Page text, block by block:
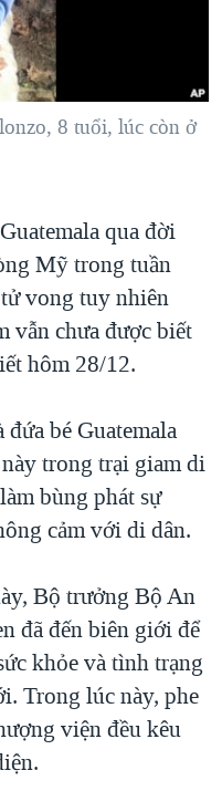
GAZA
NAM
VIỆT NAM
HẢI SÂM
8 tuổi, lúc còn ở
qua đời
Mỹ trong tuần
vong tuy nhiên
vẫn chưa được biết
hôm 28/12.
bé Guatemala
trong trại giam di
bùng phát sự
cảm với di dân.
Bộ trưởng Bộ An
đã đến biên giới để
khỏe và tình trạng
Trong lúc này, phe
viện đều kêu